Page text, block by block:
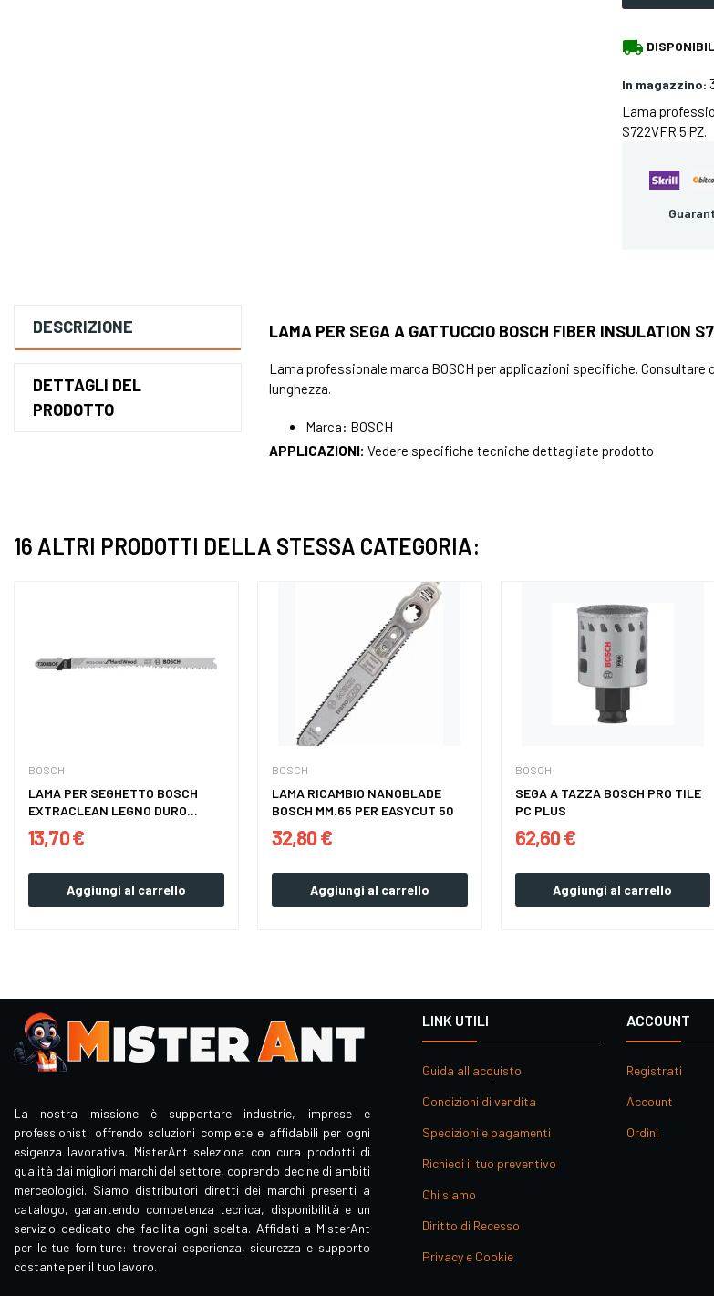
local_shipping
In magazzino:
Lama
S722VFR 5 PZ.
DESCRIZIONE
DETTAGLI DEL
PRODOTTO
LAMA PER SEGA A GATTUCCIO BOSCH FIBER INSULATION
Lama professionale marca BOSCH per applicazioni specifiche.
lunghezza.
Marca: BOSCH
APPLICAZIONI: Vedere specifiche tecniche dettagliate prodotto
16 ALTRI PRODOTTI DELLA STESSA CATEGORIA:
BOSCH
LAMA PER SEGHETTO BOSCH
EXTRACLEAN LEGNO DURO...
13,70 €
Aggiungi al carrello
BOSCH
LAMA RICAMBIO NANOBLADE
BOSCH MM.65 PER EASYCUT 50
32,80 €
Aggiungi al carrello
BOSCH
SEGA A TAZZA BOSCH PRO TILE
PC PLUS
62,60 €
Aggiungi al carrello
La nostra missione è supportare industrie, imprese e
professionisti offrendo soluzioni complete e affidabili per ogni
esigenza lavorativa. MisterAnt seleziona con cura prodotti di
qualità dai migliori marchi del settore, coprendo decine di ambiti
merceologici. Siamo distributori diretti dei marchi presenti a
catalogo, garantendo competenza tecnica, disponibilità e un
servizio dedicato che facilita ogni scelta. Affidati a MisterAnt
per le tue forniture: troverai esperienza, sicurezza e supporto
costante per il tuo lavoro.
LINK UTILI
Guida all'acquisto
Condizioni di vendita
Spedizioni e pagamenti
Richiedi il tuo preventivo
Chi siamo
Diritto di Recesso
Privacy e Cookie
ACCOUNT
Registrati
Account
Ordini